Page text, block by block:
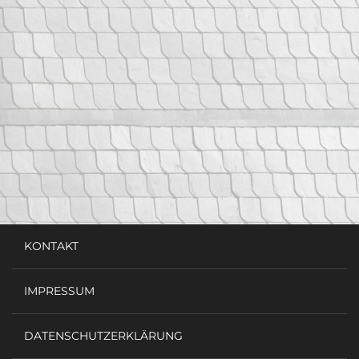
KONTAKT
IMPRESSUM
DATENSCHUTZERKLÄRUNG